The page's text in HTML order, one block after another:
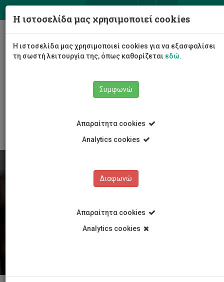
Η ιστοσελίδα μας χρησιμοποιεί cookies
Η ιστοσελίδα μας χρησιμοποιεί cookies για να εξασφαλίσει
τη σωστή λειτουργία της, όπως καθορίζεται εδώ.
Συμφωνώ
Απαραίτητα cookies
Analytics cookies
Διαφωνώ
Απαραίτητα cookies
Analytics cookies